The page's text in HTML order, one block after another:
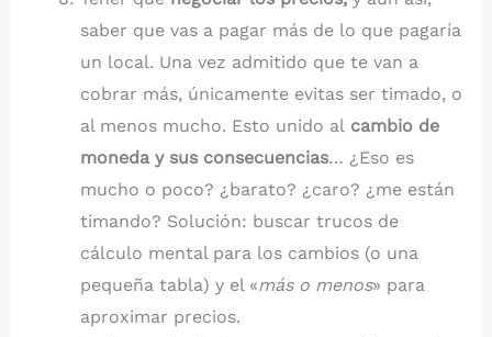
saber que vas a pagar más de lo que pagaría
un local. Una vez admitido que te van a
cobrar más, únicamente evitas ser timado, o
al menos mucho. Esto unido al cambio de
moneda y sus consecuencias… ¿Eso es
mucho o poco? ¿barato? ¿caro? ¿me están
timando? Solución: buscar trucos de
cálculo mental para los cambios (o una
pequeña tabla) y el «más o menos» para
aproximar precios.